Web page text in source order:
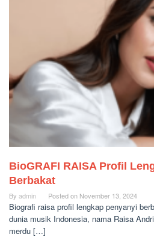
BioGRAFI RAISA Profil
Berbakat
By admin Posted on November 13, 2024
Biografi raisa profil lengkap penyanyi
dunia musik Indonesia, nama Raisa
merdu […]